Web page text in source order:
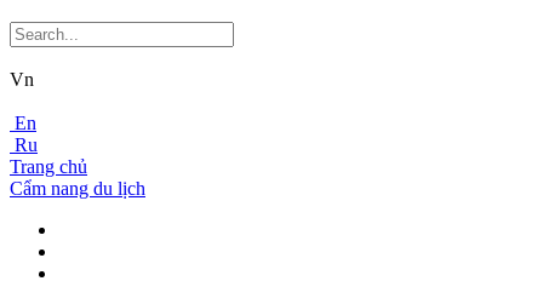
Vn
En
Ru
Trang chủ
Cẩm nang du lịch